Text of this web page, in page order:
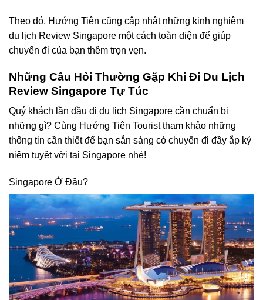
Theo đó, Hướng Tiên cũng cập nhật những kinh nghiệm
du lịch Review Singapore một cách toàn diện để giúp
chuyến đi của bạn thêm trọn vẹn.
Những Câu Hỏi Thường Gặp Khi Đi Du Lịch
Review Singapore Tự Túc
Quý khách lần đầu đi du lịch Singapore cần chuẩn bị
những gì? Cùng Hướng Tiên Touristtham khảo những
thông tin cần thiết để bạn sẵn sàng có chuyến đi đầy ắp kỷ
niệm tuyệt vời tại Singapore nhé!
Singapore Ở Đâu?